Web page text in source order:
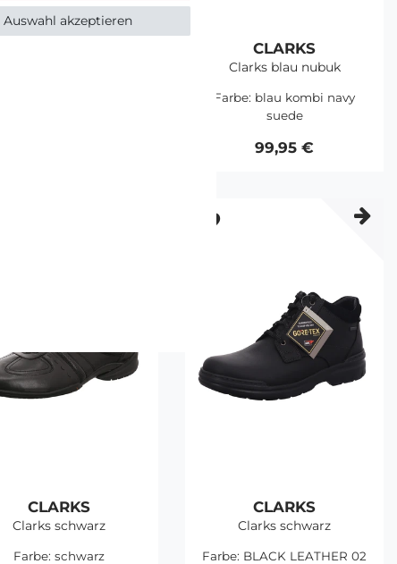
CLARKS
Clarks blau nubuk
Farbe: blau kombi navy
suede
99,95 €
CLARKS
Clarks schwarz
Farbe: schwarz
CLARKS
Clarks schwarz
Farbe: BLACK LEATHER 02
Auswahl akzeptieren